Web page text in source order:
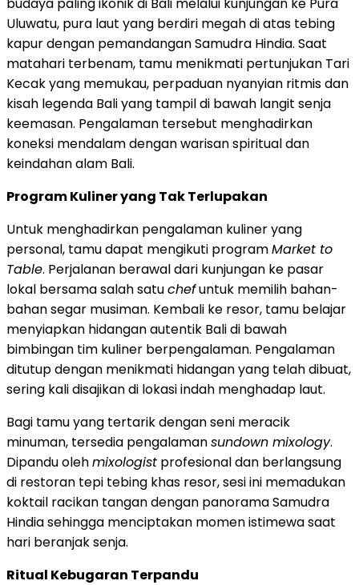
Uluwatu, pura laut yang berdiri megah di atas tebing
kapur dengan pemandangan Samudra Hindia. Saat
matahari terbenam, tamu menikmati pertunjukan Tari
Kecak yang memukau, perpaduan nyanyian ritmis dan
kisah legenda Bali yang tampil di bawah langit senja
keemasan. Pengalaman tersebut menghadirkan
koneksi mendalam dengan warisan spiritual dan
keindahan alam Bali.
Program Kuliner yang Tak Terlupakan
Untuk menghadirkan pengalaman kuliner yang
personal, tamu dapat mengikuti programMarket to
Table. Perjalanan berawal dari kunjungan ke pasar
lokal bersama salah satuchefuntuk memilih bahan-
bahan segar musiman. Kembali ke resor, tamu belajar
menyiapkan hidangan autentik Bali di bawah
bimbingan tim kuliner berpengalaman. Pengalaman
ditutup dengan menikmati hidangan yang telah dibuat,
sering kali disajikan di lokasi indah menghadap laut.
Bagi tamu yang tertarik dengan seni meracik
minuman, tersedia pengalamansundown mixology.
Dipandu olehmixologist profesional dan berlangsung
di restoran tepi tebing khas resor, sesi ini memadukan
koktail racikan tangan dengan panorama Samudra
Hindia sehingga menciptakan momen istimewa saat
hari beranjak senja.
Ritual Kebugaran Terpandu